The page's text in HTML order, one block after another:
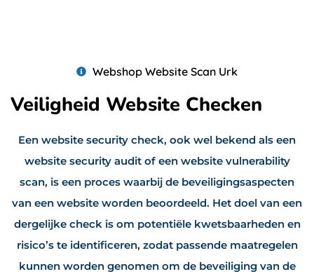
Webshop Website Scan Urk
Veiligheid Website Checken
Een website security check, ook wel bekend als een
website security audit of een website vulnerability
scan, is een proces waarbij de beveiligingsaspecten
van een website worden beoordeeld. Het doel van een
dergelijke check is om potentiële kwetsbaarheden en
risico’s te identificeren, zodat passende maatregelen
kunnen worden genomen om de beveiliging van de